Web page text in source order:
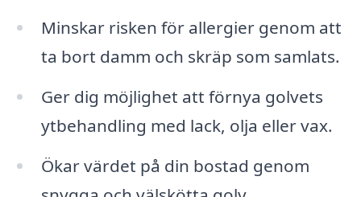
Minskar risken för allergier genom att
ta bort damm och skräp som samlats.
Ger dig möjlighet att förnya golvets
ytbehandling med lack, olja eller vax.
Ökar värdet på din bostad genom